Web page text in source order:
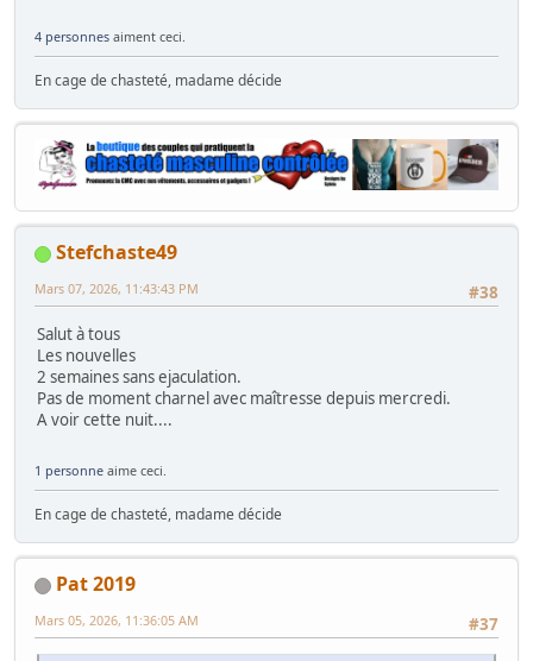
4 personnes aiment ceci.
En cage de chasteté, madame décide
Stefchaste49
#38
Mars 07, 2026, 11:43:43 PM
Salut à tous
Les nouvelles
2 semaines sans ejaculation.
Pas de moment charnel avec maîtresse depuis mercredi.
A voir cette nuit....
1 personne aime ceci.
En cage de chasteté, madame décide
Pat 2019
#37
Mars 05, 2026, 11:36:05 AM